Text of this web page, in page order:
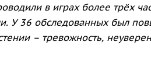
в играх более трёх
У 36 обследованных был
– тревожность,